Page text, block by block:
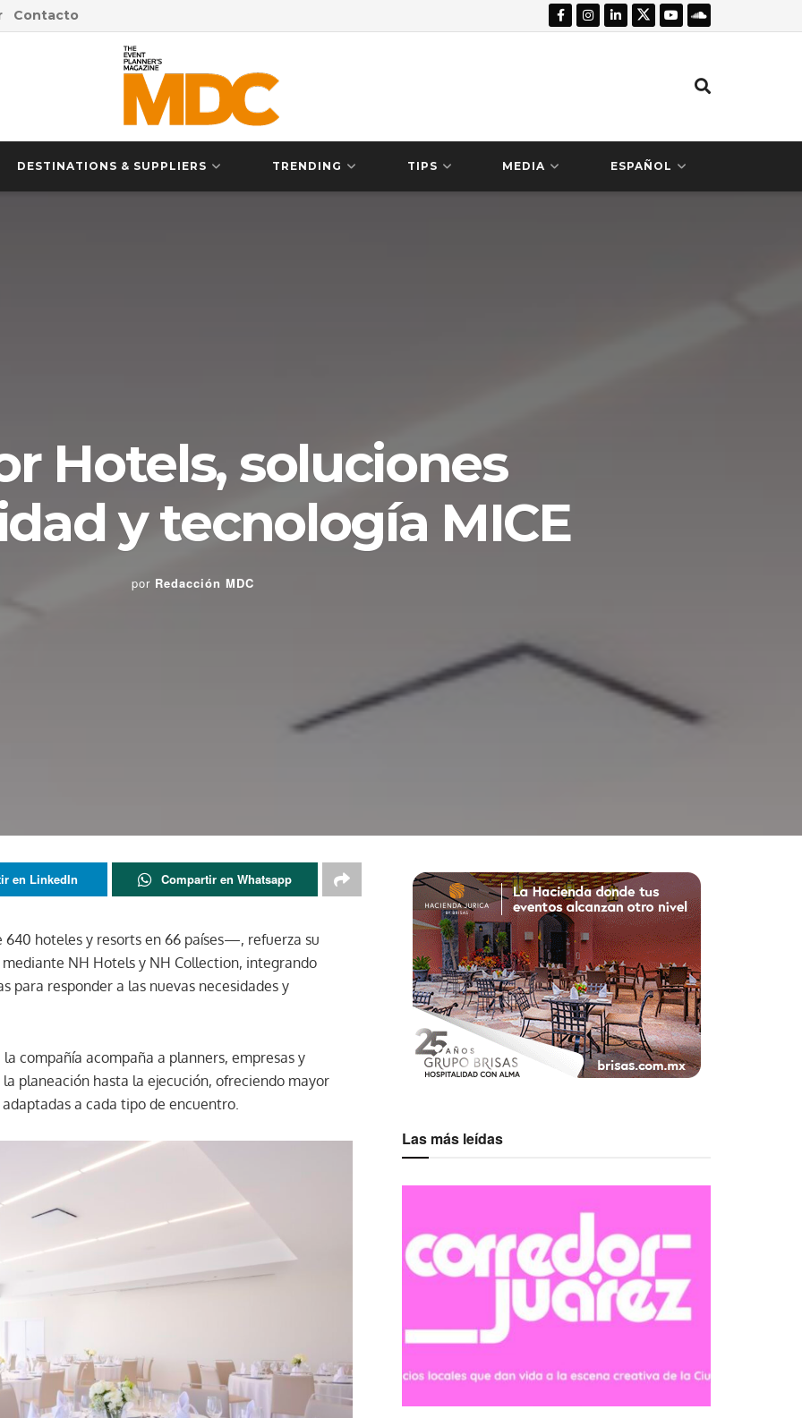
Contacto
DESTINATIONS & SUPPLIERS TRENDING TIPS MEDIA ESPAÑOL
Hotels, soluciones
y tecnología MICE
por Redacción MDC
en LinkedIn Compartir en Whatsapp
hoteles y resorts en 66 países—, refuerza su
NH Hotels y NH Collection, integrando
para responder a las nuevas necesidades y
la compañía acompaña a planners, empresas y
planeación hasta la ejecución, ofreciendo mayor
a cada tipo de encuentro.
Las más leídas